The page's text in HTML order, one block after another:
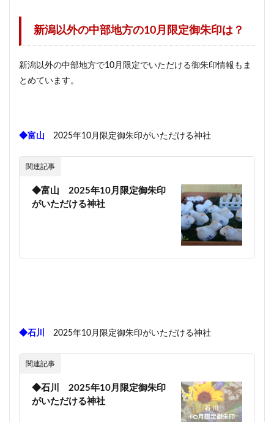
新潟以外の中部地方の10月限定御朱印は？
新潟以外の中部地方で10月限定でいただける御朱印情報もま
とめています。
◆富山 2025年10月限定御朱印がいただける神社
関連記事
◆富山 2025年10月限定御朱印
がいただける神社
◆石川 2025年10月限定御朱印がいただける神社
関連記事
◆石川 2025年10月限定御朱印
がいただける神社